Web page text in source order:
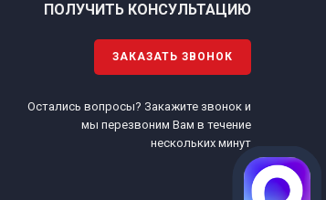
ПОЛУЧИТЬ КОНСУЛЬТАЦИЮ
ЗАКАЗАТЬ ЗВОНОК
Остались вопросы? Закажите звонок и
мы перезвоним Вам в течение
нескольких минут